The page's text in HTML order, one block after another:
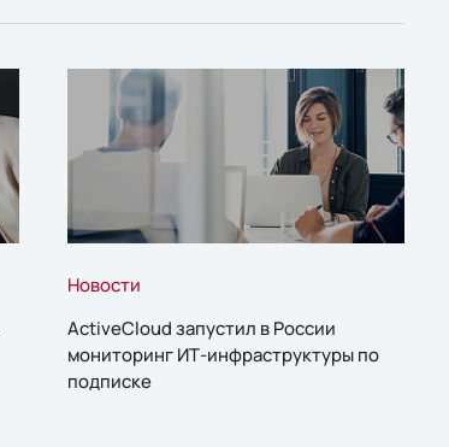
Новости
ActiveCloud запустил в России
мониторинг ИТ-инфраструктуры по
подписке